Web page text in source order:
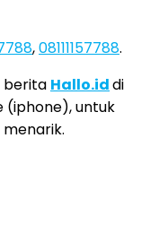
,08111157788.
berita Hallo.iddi
(iphone), untuk